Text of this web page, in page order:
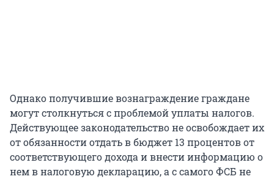
Однако получившие вознаграждение граждане
могут столкнуться с проблемой уплаты налогов.
Действующее законодательство не освобождает их
от обязанности отдать в бюджет 13 процентов от
соответствующего дохода и внести информацию о
нем в налоговую декларацию, а с самого ФСБ не